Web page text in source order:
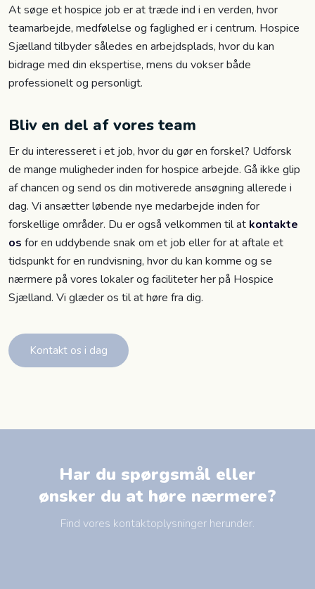
At søge et hospice job er at træde ind i en verden, hvor
teamarbejde, medfølelse og faglighed er i centrum. Hospice
Sjælland tilbyder således en arbejdsplads, hvor du kan
bidrage med din ekspertise, mens du vokser både
professionelt og personligt.
Bliv en del af vores team
Er du interesseret i et job, hvor du gør en forskel? Udforsk
de mange muligheder inden for hospice arbejde. Gå ikke glip
af chancen og send os din motiverede ansøgning allerede i
dag. Vi ansætter løbende nye medarbejde inden for
forskellige områder. Du er også velkommen til at kontakte
os for en uddybende snak om et job eller for at aftale et
tidspunkt for en rundvisning, hvor du kan komme og se
nærmere på vores lokaler og faciliteter her på Hospice
Sjælland. Vi glæder os til at høre fra dig.​
Kontakt os i dag​
Har du spørgsmål eller
​ønsker du at høre nærmere?
Find vores kontaktoplysninger herunder.